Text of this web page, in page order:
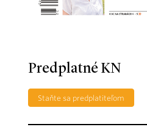
Predplatné KN
Staňte sa predplatiteľom